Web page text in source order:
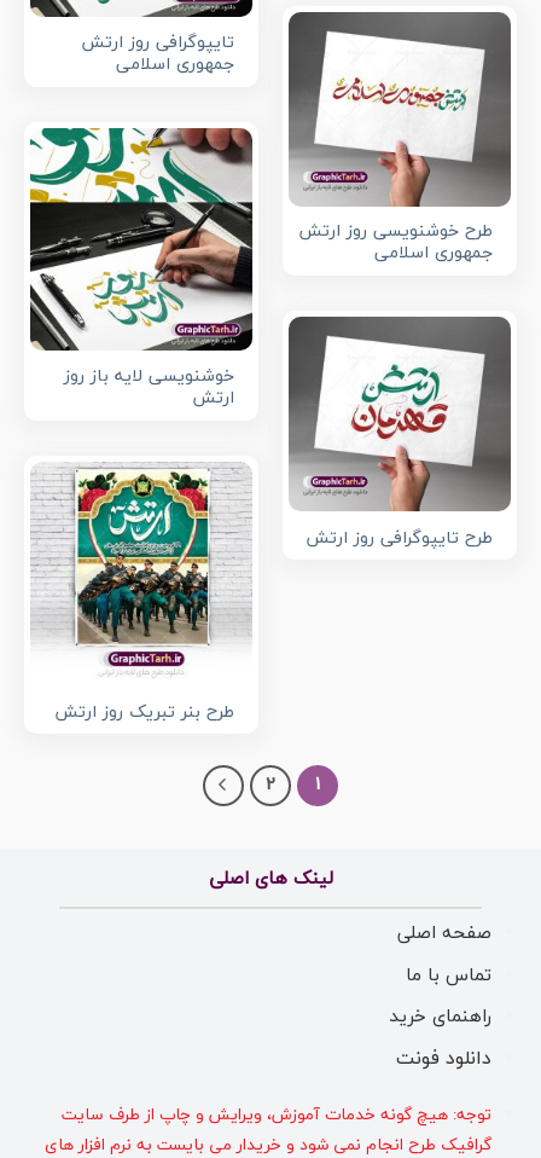
تایپوگرافی روز ارتش
جمهوری اسلامی
طرح خوشنویسی روز ارتش
جمهوری اسلامی
خوشنویسی لایه باز روز
ارتش
طرح تایپوگرافی روز ارتش
طرح بنر تبریک روز ارتش
1
2
لینک های اصلی
صفحه اصلی
تماس با ما
راهنمای خرید
دانلود فونت
توجه: هیچ گونه خدمات آموزش، ویرایش و چاپ از طرف سایت
گرافیک طرح انجام نمی شود و خریدار می بایست به نرم افزار های